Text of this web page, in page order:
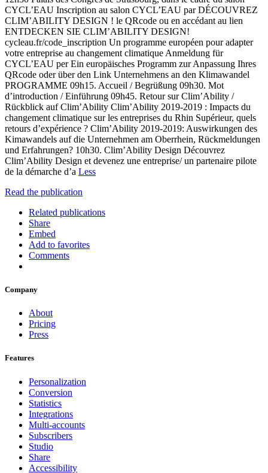
CYCL’EAU Inscription au salon CYCL’EAU par DÉCOUVREZ
CLIM’ABILITY DESIGN ! le QRcode ou en accédant au lien
ENTDECKEN SIE CLIM’ABILITY DESIGN!
cycleau.fr/code_inscription Un programme européen pour adapter
votre entreprise au changement climatique Anmeldung für
CYCL’EAU per Ein europäisches Programm zur Anpassung Ihres
QRcode oder über den Link Unternehmens an den Klimawandel
PROGRAMME 09h15. Accueil / Begrüßung 09h30. Mot
d’introduction / Einführung 09h45. Retour sur Clim’Ability /
Rückblick auf Clim’Ability Clim’Ability 2019-2019 : Impacts du
changement climatique sur les entreprises du Rhin Supérieur, quels
retours d’expérience ? Clim’Ability 2019-2019: Auswirkungen des
Kimawandels auf die Unternehmen am Oberrhein, Rückmeldungen
und Erfahrungen? 10h30. Clim’Ability Design Découvrez
Clim’Ability Design et devenez une entreprise/ un partenaire pilote
de la démarche d’a Less
Read the publication
Related publications
Share
Embed
Add to favorites
Comments
Company
About
Pricing
Press
Features
Personalization
Conversion
Statistics
Integrations
Multi-accounts
Subscribers
Studio
Share
Accessibility